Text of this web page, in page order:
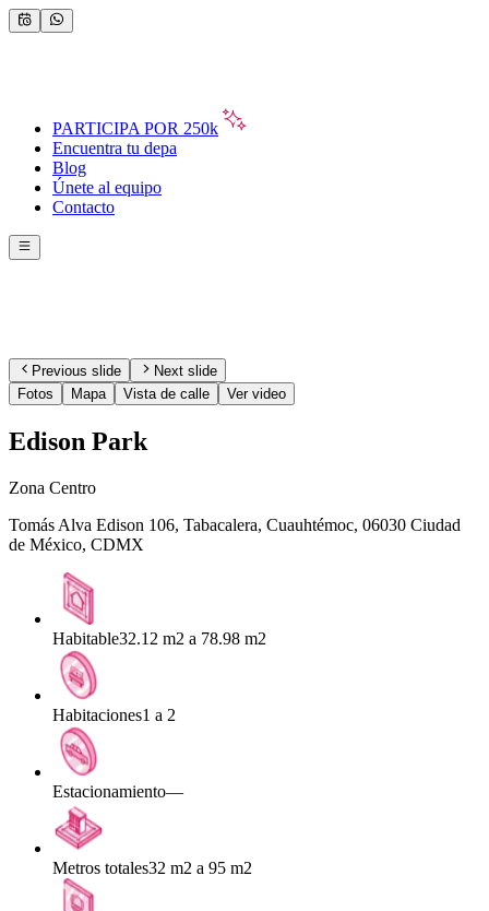
PARTICIPA POR 250k
Encuentra tu depa
Blog
Únete al equipo
Contacto
Previous slide
Next slide
Fotos
Mapa Vista de calle Ver video
Edison Park
Zona Centro
Tomás Alva Edison 106, Tabacalera, Cuauhtémoc, 06030 Ciudad
de México, CDMX
Habitable32.12 m2 a 78.98 m2
Habitaciones1 a 2
Estacionamiento—
Metros totales32 m2 a 95 m2